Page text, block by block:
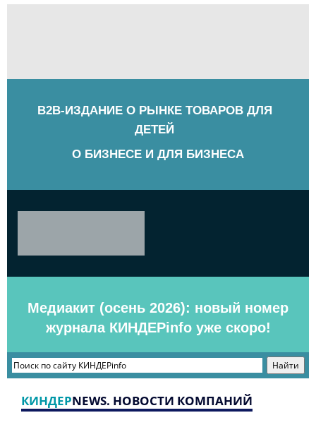
B2B-ИЗДАНИЕ О РЫНКЕ ТОВАРОВ ДЛЯ
ДЕТЕЙ
О БИЗНЕСЕ И ДЛЯ БИЗНЕСА
Медиакит (осень 2026): новый номер
журнала КИНДЕРinfo уже скоро!
КИНДЕРNEWS. НОВОСТИ КОМПАНИЙ